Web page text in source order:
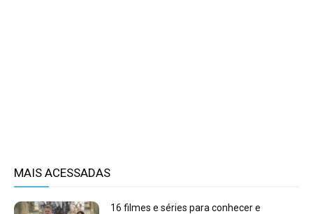
MAIS ACESSADAS
16 filmes e séries para conhecer e